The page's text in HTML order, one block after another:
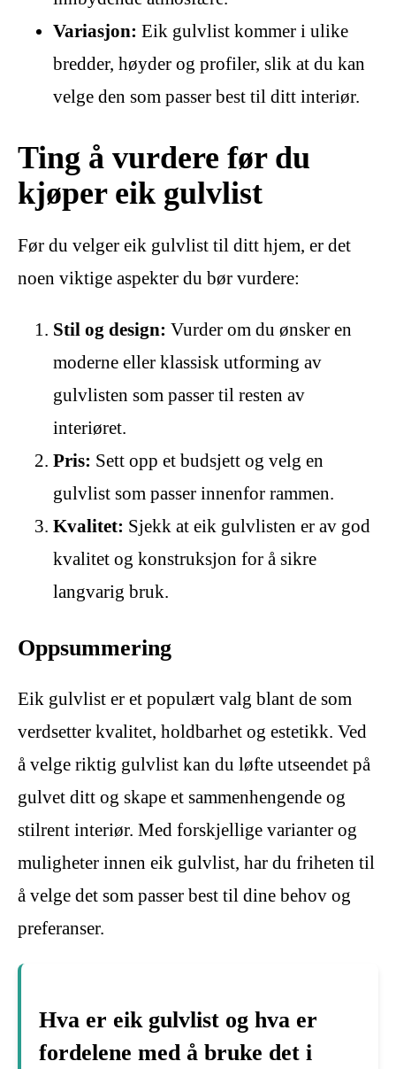
Variasjon: Eik gulvlist kommer i ulike
bredder, høyder og profiler, slik at du kan
velge den som passer best til ditt interiør.
Ting å vurdere før du
kjøper eik gulvlist
Før du velger eik gulvlist til ditt hjem, er det
noen viktige aspekter du bør vurdere:
Stil og design: Vurder om du ønsker en
moderne eller klassisk utforming av
gulvlisten som passer til resten av
interiøret.
Pris: Sett opp et budsjett og velg en
gulvlist som passer innenfor rammen.
Kvalitet: Sjekk at eik gulvlisten er av god
kvalitet og konstruksjon for å sikre
langvarig bruk.
Oppsummering
Eik gulvlist er et populært valg blant de som
verdsetter kvalitet, holdbarhet og estetikk. Ved
å velge riktig gulvlist kan du løfte utseendet på
gulvet ditt og skape et sammenhengende og
stilrent interiør. Med forskjellige varianter og
muligheter innen eik gulvlist, har du friheten til
å velge det som passer best til dine behov og
preferanser.
Hva er eik gulvlist og hva er
fordelene med å bruke det i